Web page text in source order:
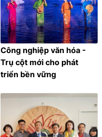
Công nghiệp văn hóa -
Trụ cột mới cho phát
triển bền vững